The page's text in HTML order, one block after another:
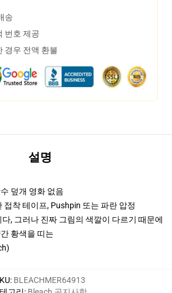
송
번호 제공
경우 전액 환불
설명
덮개 영화 없음
접착 테이프, Pushpin 또는 파란 압정
, 그러나 진짜 그림의 색깔이 다르기 때문에
황색을 띠는
: BLEACHMER64913